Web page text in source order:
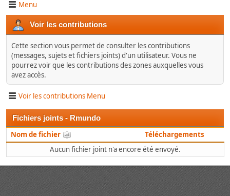
Menu
Voir les contributions
Cette section vous permet de consulter les contributions
(messages, sujets et fichiers joints) d'un utilisateur. Vous ne
pourrez voir que les contributions des zones auxquelles vous
avez accès.
Voir les contributions Menu
Fichiers joints - Rmundo
Nom de fichier
Téléchargements
Aucun fichier joint n'a encore été envoyé.